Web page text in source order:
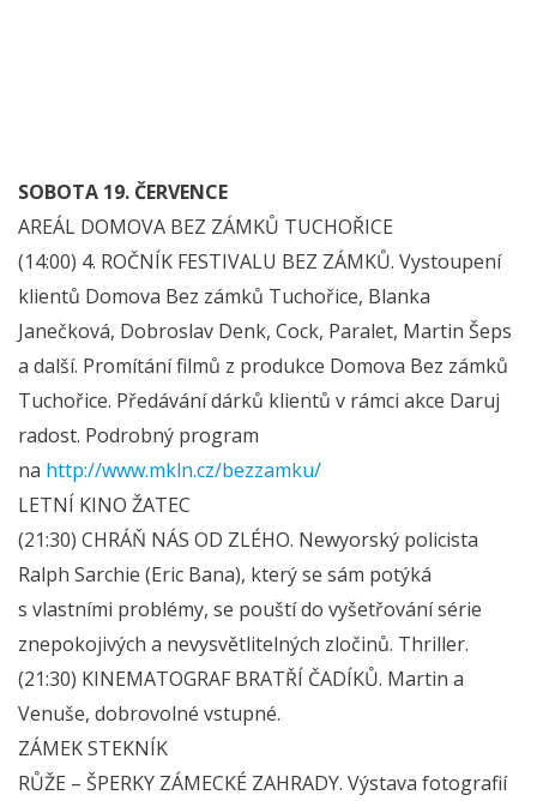
SOBOTA 19. ČERVENCE
AREÁL DOMOVA BEZ ZÁMKŮ TUCHOŘICE
(14:00) 4. ROČNÍK FESTIVALU BEZ ZÁMKŮ. Vystoupení
klientů Domova Bez zámků Tuchořice, Blanka
Janečková, Dobroslav Denk, Cock, Paralet, Martin Šeps
a další. Promítání filmů z produkce Domova Bez zámků
Tuchořice. Předávání dárků klientů v rámci akce Daruj
radost. Podrobný program
na http://www.mkln.cz/bezzamku/
LETNÍ KINO ŽATEC
(21:30) CHRÁŇ NÁS OD ZLÉHO. Newyorský policista
Ralph Sarchie (Eric Bana), který se sám potýká
s vlastními problémy, se pouští do vyšetřování série
znepokojivých a nevysvětlitelných zločinů. Thriller.
(21:30) KINEMATOGRAF BRATŘÍ ČADÍKŮ. Martin a
Venuše, dobrovolné vstupné.
ZÁMEK STEKNÍK
RŮŽE – ŠPERKY ZÁMECKÉ ZAHRADY. Výstava fotografií